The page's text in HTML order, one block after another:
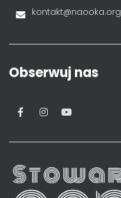
kontakt@naooka.org
Obserwuj nas